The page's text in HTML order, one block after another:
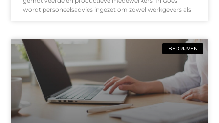
wordt personeelsadvies ingezet om zowel werkgevers als
BEDRIJVEN